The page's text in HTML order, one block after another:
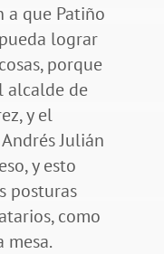
a que Patiño
lograr
porque
alcalde de
y el
Julián
y esto
posturas
como
mesa.